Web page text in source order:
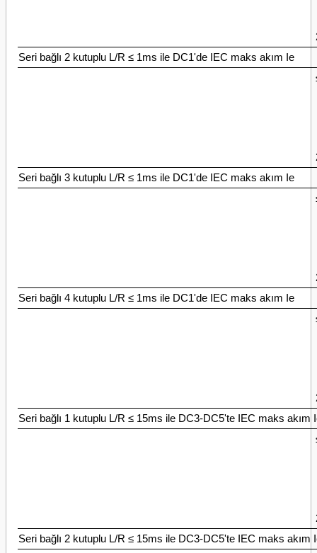
Seri bağlı 2 kutuplu L/R ≤ 1ms ile DC1'de IEC maks akım Ie
Seri bağlı 3 kutuplu L/R ≤ 1ms ile DC1'de IEC maks akım Ie
Seri bağlı 4 kutuplu L/R ≤ 1ms ile DC1'de IEC maks akım Ie
Seri bağlı 1 kutuplu L/R ≤ 15ms ile DC3-DC5'te IEC maks akım
Seri bağlı 2 kutuplu L/R ≤ 15ms ile DC3-DC5'te IEC maks akım